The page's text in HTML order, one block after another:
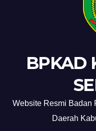
BPKAD
Website Resmi Badan
Daerah